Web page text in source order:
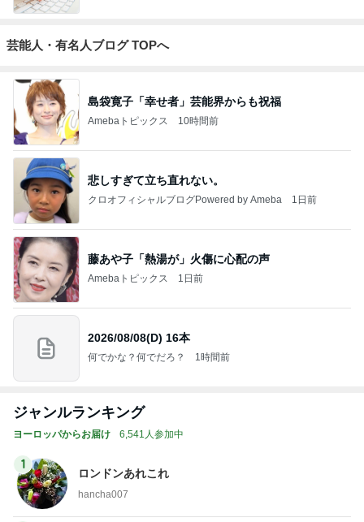
芸能人・有名人ブログ TOPへ
島袋寛子「幸せ者」芸能界からも祝福
Amebaトピックス 10時間前
悲しすぎて立ち直れない。
クロオフィシャルブログPowered by Ameba 1日前
藤あや子「熱湯が」火傷に心配の声
Amebaトピックス 1日前
2026/08/08(D) 16本
何でかな？何でだろ？ 1時間前
ジャンルランキング
ヨーロッパからお届け 6,541人参加中
1
ロンドンあれこれ
hancha007